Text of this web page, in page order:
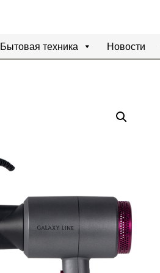
Бытовая техника Новости